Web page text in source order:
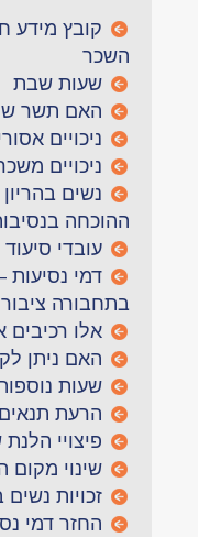
קובץ מידע
השכר
שעות שבת
האם תשר
ניכויים
ניכויים
נשים
ההוכחה
עובדי סיעוד
דמי
בתחבורה
אלו
האם ניתן
שעות
הרעת תנאים
פיצויי
שינוי מקום
זכויות
החזר דמי